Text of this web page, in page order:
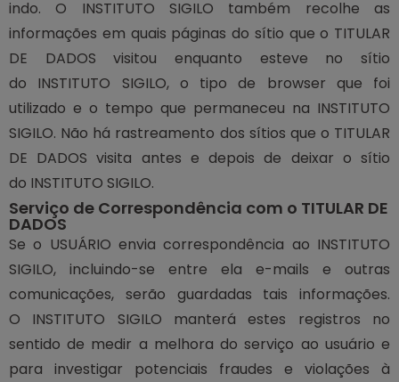
indo. O INSTITUTO SIGILO também recolhe as
informações em quais páginas do sítio que o TITULAR
DE DADOS visitou enquanto esteve no sítio
do INSTITUTO SIGILO, o tipo de browser que foi
utilizado e o tempo que permaneceu na INSTITUTO
SIGILO. Não há rastreamento dos sítios que o TITULAR
DE DADOS visita antes e depois de deixar o sítio
do INSTITUTO SIGILO.
Serviço de Correspondência com o TITULAR DE
DADOS
Se o USUÁRIO envia correspondência ao INSTITUTO
SIGILO, incluindo-se entre ela e-mails e outras
comunicações, serão guardadas tais informações.
O INSTITUTO SIGILO manterá estes registros no
sentido de medir a melhora do serviço ao usuário e
para investigar potenciais fraudes e violações à